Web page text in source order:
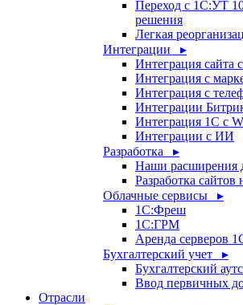
Переход с 1С:УТ
решения
Легкая
Интеграции ▸
Интеграция сайта
Интеграция с
Интеграция с
Интеграции
Интеграция 1С с
Интеграции с ИИ
Разработка ▸
Наши расширения
Разработка сайтов
Облачные сервисы ▸
1С:Фреш
1С:ГРМ
Аренда серверов
Бухгалтерский учет ▸
Бухгалтерский
Ввод первичных
Отрасли